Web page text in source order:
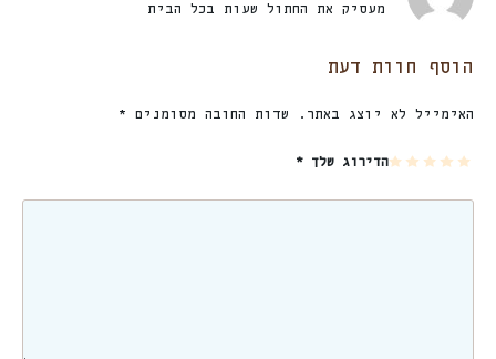
מעסיק את החתול שעות בכל הבית
הוסף חוות דעת
האימייל לא יוצג באתר. שדות החובה מסומנים *
הדירוג שלך *
1
5
2
5
3
5
4
5
5
5